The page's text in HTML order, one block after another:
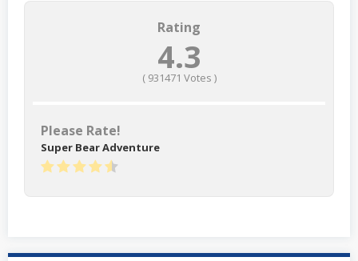
Rating
4.3
( 931471 Votes )
Please Rate!
Super Bear Adventure